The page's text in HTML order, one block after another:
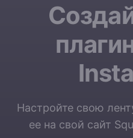
Настройте свою
ее на свой сайт